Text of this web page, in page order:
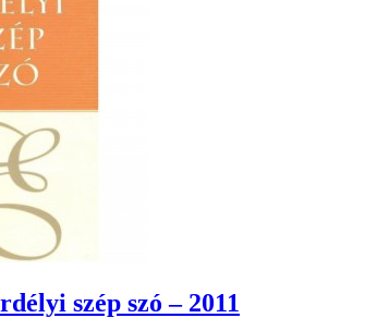
szép szó – 2011